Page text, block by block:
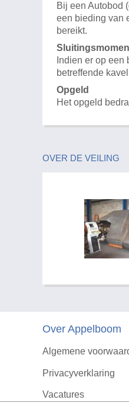
Bij een Autobod
een bieding van
bereikt.
Indien er op
betreffende
Opgeld
Het opgeld
OVER DE VEILING
Over Appelboom
Algemene
Privacyverklaring
Vacatures